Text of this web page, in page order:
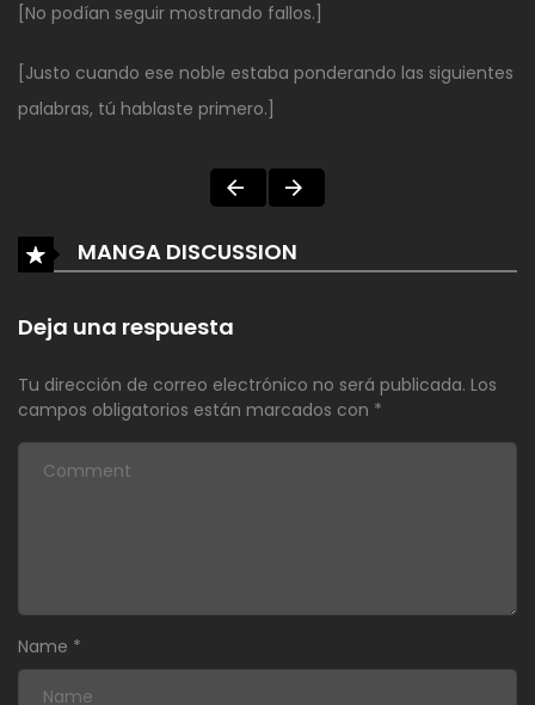
[No podían seguir mostrando fallos.]
[Justo cuando ese noble estaba ponderando las siguientes
palabras, tú hablaste primero.]
MANGA DISCUSSION
Deja una respuesta
Tu dirección de correo electrónico no será publicada. Los
campos obligatorios están marcados con *
Name *